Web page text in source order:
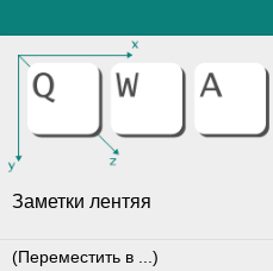
Заметки лентяя